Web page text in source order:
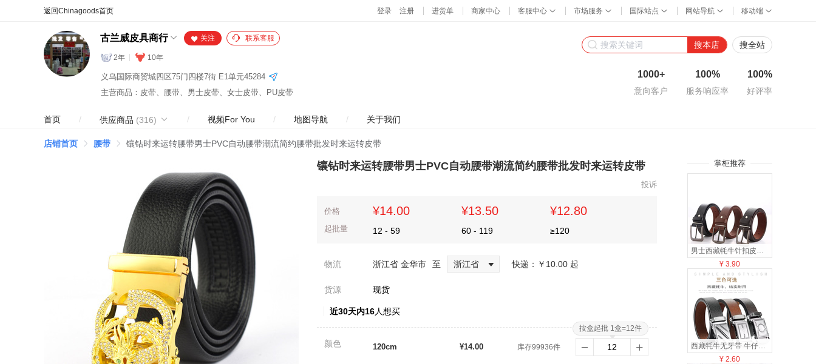
古兰威皮具商行
2年 10年
关注 联系客服
义乌国际商贸城四区75门四楼7街 E1单元45284
主营商品：皮带、腰带、男士皮带、女士皮带、PU皮带
搜本店 搜全站
1000+
意向客户
100%
服务响应率
100%
好评率
首页 / 供应商品 (316) / 视频For You / 地图导航 / 关于我们
店铺首页 腰带 镶钻时来运转腰带男士PVC自动腰带潮流简约腰带批发时来运转皮带
镶钻时来运转腰带男士PVC自动腰带潮流简约腰带批发时来运转皮带
投诉
价格
起批量
¥14.00
12 - 59
¥13.50
60 - 119
¥12.80
≥120
物流 浙江省 金华市 至 浙江省 快递： ￥10.00 起
货源 现货
近30天内16人想买
颜色
按盒起批 1盒=12件
120cm ¥14.00 库存99936件
掌柜推荐
男士西藏牦牛针扣皮带地摊货源现货男士休闲商务皮带毛底打孔腰带
¥ 3.90
西藏牦牛无牙带 牛仔压扣江湖地摊毛底皮带 平板男士腰带厂家热销
¥ 2.60